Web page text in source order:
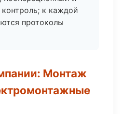
к каждой
протоколы
Монтаж